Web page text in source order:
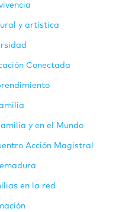
y artística
Conectada
y en el Mundo
Acción Magistral
en la red